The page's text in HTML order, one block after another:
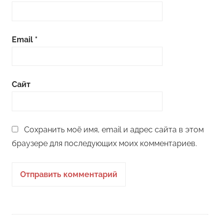
Email *
Сайт
Сохранить моё имя, email и адрес сайта в этом
браузере для последующих моих комментариев.